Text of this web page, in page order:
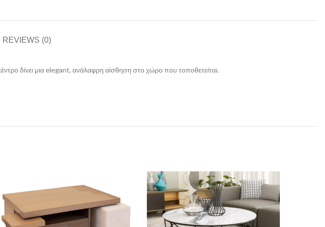
REVIEWS (0)
δίνει μια elegant, ανάλαφρη αίσθηση στο χώρο που τοποθετείται.